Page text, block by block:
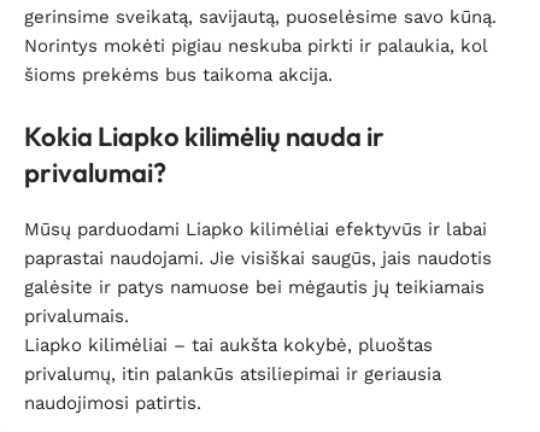
gerinsime sveikatą, savijautą, puoselėsime savo kūną.
Norintys mokėti pigiau neskuba pirkti ir palaukia, kol
šioms prekėms bus taikoma akcija.
Kokia Liapko kilimėlių nauda ir
privalumai?
Mūsų parduodami Liapko kilimėliai efektyvūs ir labai
paprastai naudojami. Jie visiškai saugūs, jais naudotis
galėsite ir patys namuose bei mėgautis jų teikiamais
privalumais.
Liapko kilimėliai – tai aukšta kokybė, pluoštas
privalumų, itin palankūs atsiliepimai ir geriausia
naudojimosi patirtis.